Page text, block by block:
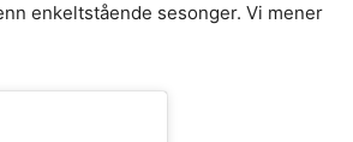
enkeltstående sesonger. Vi mener